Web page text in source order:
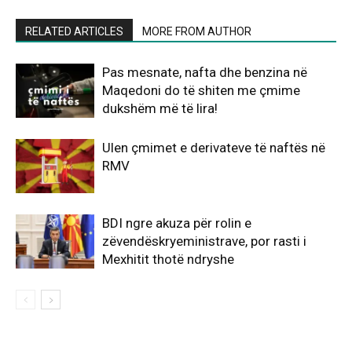
RELATED ARTICLES MORE FROM AUTHOR
Pas mesnate, nafta dhe benzina në
Maqedoni do të shiten me çmime
dukshëm më të lira!
Ulen çmimet e derivateve të naftës në
RMV
BDI ngre akuza për rolin e
zëvendëskryeministrave, por rasti i
Mexhitit thotë ndryshe